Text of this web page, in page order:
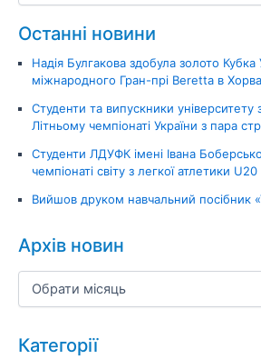
Останні новини
Надія Булгакова здобула золото Кубка
міжнародного Гран-прі Beretta в
Студенти та випускники
Літньому чемпіонаті України з пара
Студенти ЛДУФК імені Івана
чемпіонаті світу з легкої атлетики U20
Вийшов друком навчальний посібник
Архів новин
Категорії